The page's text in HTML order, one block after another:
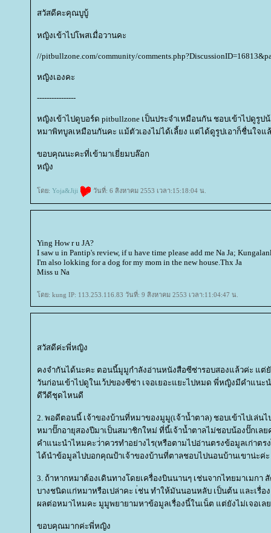
สวัสดีคะคุณบูบู้
หญิงเข้าไปโพสเมื่อวานคะ
//pitbullzone.com/community/
หญิงเองคะ
----------------
หญิงเข้าไปดูบอร์ด pitbullzone เป็นประจำเหมือนกัน ชอบเข้าไปดูรูป
หมาพิทบูลเหมือนกันคะ แม้ตัวเองไม่ได้เลี้ยง แต่ได้ดูรูปเอาก็ชื่นใจแ
ขอบคุณนะคะที่เข้ามาเยี่ยมบล๊อก
หญิง
ดย: Yoja&Jiji วันที่: 6 สิงหาคม 2553 เวลา:15:18:04 น.
Ying How r u JA?
I saw u in Pantip's review, if u have time please add me Na Ja;
I'm also lokking for a dog for my mom in the new house.Thx Ja
Miss u Na
ดย: kung IP: 113.253.116.83 วันที่: 9 สิงหาคม 2553 เวลา:11:04:47 น.
สวัสดีค่ะพี่หญิง
คงจำกันได้นะคะ ตอนนี้มูมูกำลังอ่านหนังสือซีซ่ารอบสองแล้วค่ะ แต่
วันก่อนเข้าไปดูในเว้ปของซีซ่า เจอเยอะแยะไปหมด พี่หญิงมีคำแนะ
ดีวีดีชุดไหนดี
2. พอดีตอนนี้ เจ้าของบ้านที่หมาของมูมู(เจ้าน้ำตาล) ชอบเข้าไปเล่น
หมาปั๊กอายุสองปีมาเป็นสมาชิกใหม่ ที่นี้เจ้าน้ำตาลไม่ชอบน้องปั๊กเล
คำแนะนำไหมคะว่่าควรทำอย่างไร(หรือตามไปอ่านตรงข้อมูลเก่าต
ได้นำข้อมูลไปบอกคุณป้าเจ้าของบ้านที่ตาลชอบไปนอนบ้านเขาน่ะค่ะ
3. ถ้าหากหมาต้องเดินทางโดยเครื่องบินนานๆ เช่นจากไทยมาเมกา
บางชนิดแก่หมาหรือเปล่าคะ เ่ช่น ทำให้มันนอนหลับ เป็นต้น และเรื่อ
ผลต่อหมาไหมคะ มูมูพยายามหาข้อมูลเรื่องนี้ในเน็ต แต่ยังไม่เจอเล
ขอบคุณมากค่ะพี่หญิง